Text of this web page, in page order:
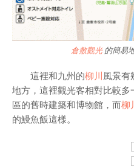
倉敷觀光的簡易
這裡和九州的柳川 風景有
地方，這裡觀光客相對比較
區的舊時建築和博物館，而柳
的鰻魚飯這樣。